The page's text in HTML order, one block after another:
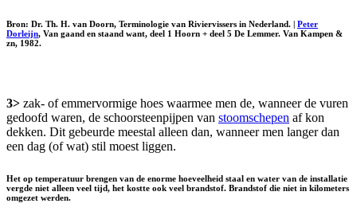
Bron: Dr. Th. H. van Doorn, Terminologie van Riviervissers in Nederland. | Peter
Dorleijn, Van gaand en staand want, deel 1 Hoorn + deel 5 De Lemmer. Van Kampen &
zn, 1982.
3> zak- of emmervormige hoes waarmee men de, wanneer de vuren
gedoofd waren, de schoorsteenpijpen van stoomschepen af kon
dekken. Dit gebeurde meestal alleen dan, wanneer men langer dan
een dag (of wat) stil moest liggen.
Het op temperatuur brengen van de enorme hoeveelheid staal en water van de installatie
vergde niet alleen veel tijd, het kostte ook veel brandstof. Brandstof die niet in kilometers
omgezet werden.